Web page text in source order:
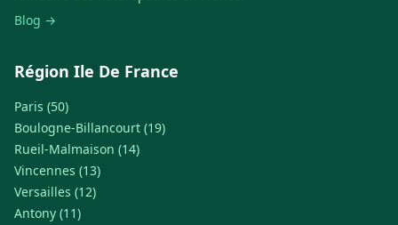
Blog →
Région Ile De France
Paris (50)
Boulogne-Billancourt (19)
Rueil-Malmaison (14)
Vincennes (13)
Versailles (12)
Antony (11)